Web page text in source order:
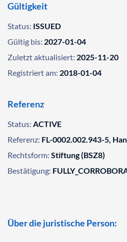
Gültigkeit
Status: ISSUED
Gültig bis: 2027-01-04
Zuletzt aktualisiert: 2025-11-20
Registriert am: 2018-01-04
Referenz
Status: ACTIVE
Referenz: FL-0002.002.943-5,
Rechtsform: Stiftung (BSZ8)
Bestätigung:
Über die juristische Person: